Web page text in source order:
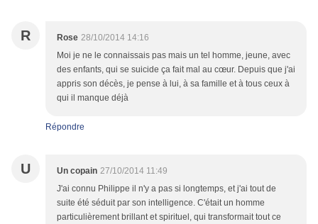
R Rose 28/10/2014 14:16
Moi je ne le connaissais pas mais un tel homme, jeune, avec
des enfants, qui se suicide ça fait mal au cœur. Depuis que j'ai
appris son décès, je pense à lui, à sa famille et à tous ceux à
qui il manque déjà
Répondre
U Un copain 27/10/2014 11:49
J'ai connu Philippe il n'y a pas si longtemps, et j'ai tout de
suite été séduit par son intelligence. C'était un homme
particulièrement brillant et spirituel, qui transformait tout ce